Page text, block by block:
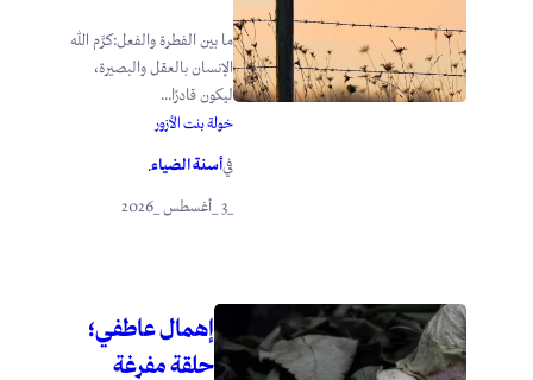
ما بين الفطرة والفعل:كرَّم الله
الإنسان بالعقل والبصيرة،
ليكون قادرًا...
خولة بنت الأزور
فيأسنة الضياء.
إهمال عاطفي؛
حلقة مفرغة